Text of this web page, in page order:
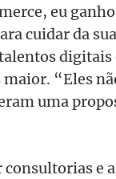
eu
cuidar da
digitais
maior. “Eles
uma
e